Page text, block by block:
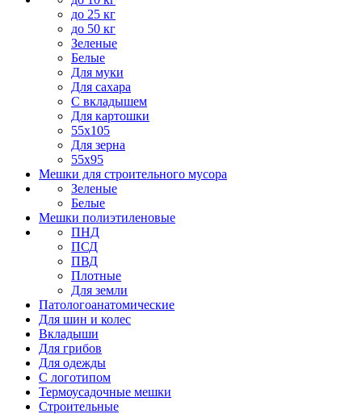
до 25 кг
до 50 кг
Зеленые
Белые
Для муки
Для сахара
С вкладышем
Для картошки
55х105
Для зерна
55х95
Мешки для строительного мусора
Зеленые
Белые
Мешки полиэтиленовые
ПНД
ПСД
ПВД
Плотные
Для земли
Патологоанатомические
Для шин и колес
Вкладыши
Для грибов
Для одежды
С логотипом
Термоусадочные мешки
Строительные